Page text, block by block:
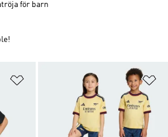
Lägg till på önskelistan
för barn